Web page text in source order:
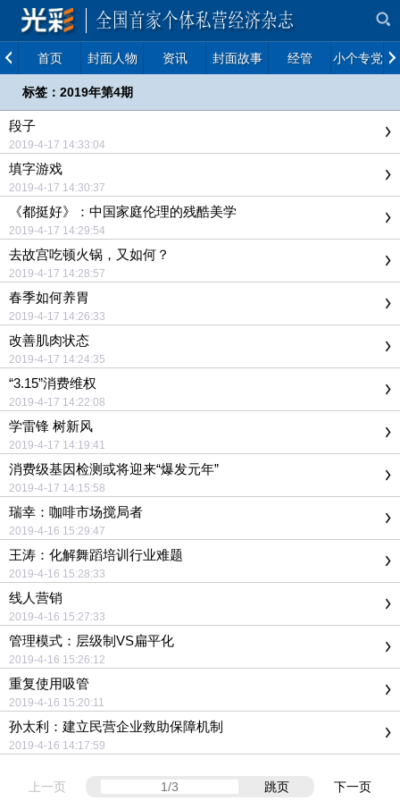
首页 封面人物 资讯 封面故事 经管 小个专党建
标签：2019年第4期
段子
2019-4-17 14:33:04
填字游戏
2019-4-17 14:30:37
《都挺好》：中国家庭伦理的残酷美学
2019-4-17 14:29:54
去故宫吃顿火锅，又如何？
2019-4-17 14:28:57
春季如何养胃
2019-4-17 14:26:33
改善肌肉状态
2019-4-17 14:24:35
“3.15”消费维权
2019-4-17 14:22:08
学雷锋 树新风
2019-4-17 14:19:41
消费级基因检测或将迎来“爆发元年”
2019-4-17 14:15:58
瑞幸：咖啡市场搅局者
2019-4-16 15:29:47
王涛：化解舞蹈培训行业难题
2019-4-16 15:28:33
线人营销
2019-4-16 15:27:33
管理模式：层级制VS扁平化
2019-4-16 15:26:12
重复使用吸管
2019-4-16 15:20:11
孙太利：建立民营企业救助保障机制
2019-4-16 14:17:59
上一页 跳页 下一页